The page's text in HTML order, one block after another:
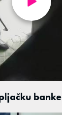
banke